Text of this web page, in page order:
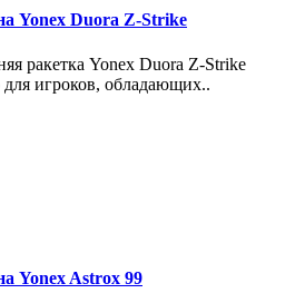
Yonex Duora Z-Strike
ракетка Yonex Duora Z-Strike
для игроков, обладающих..
Yonex Astrox 99